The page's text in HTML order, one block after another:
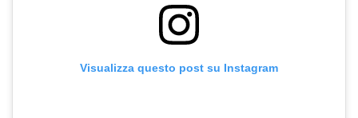
Visualizza questo post su Instagram